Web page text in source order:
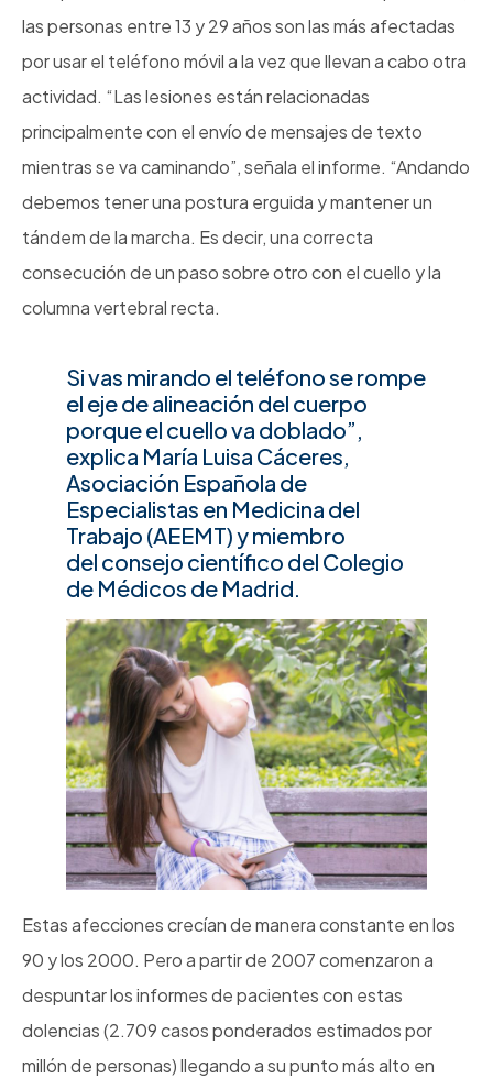
las personas entre 13 y 29 años son las más afectadas
por usar el teléfono móvil a la vez que llevan a cabo otra
actividad. “Las lesiones están relacionadas
principalmente con el envío de mensajes de texto
mientras se va caminando”, señala el informe. “Andando
debemos tener una postura erguida y mantener un
tándem de la marcha. Es decir, una correcta
consecución de un paso sobre otro con el cuello y la
columna vertebral recta.
Si vas mirando el teléfono se rompe
el eje de alineación del cuerpo
porque el cuello va doblado”,
explica María Luisa Cáceres,
Asociación Española de
Especialistas en Medicina del
Trabajo (AEEMT) y miembro
del consejo científico del Colegio
de Médicos de Madrid.
Estas afecciones crecían de manera constante en los
90 y los 2000. Pero a partir de 2007 comenzaron a
despuntar los informes de pacientes con estas
dolencias (2.709 casos ponderados estimados por
millón de personas) llegando a su punto más alto en